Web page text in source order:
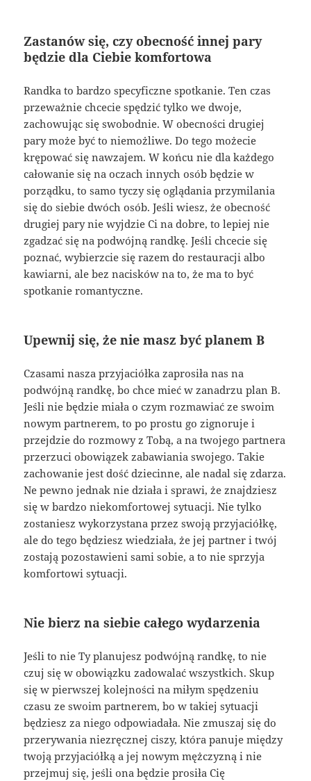
Zastanów się, czy obecność innej pary
będzie dla Ciebie komfortowa
Randka to bardzo specyficzne spotkanie. Ten czas
przeważnie chcecie spędzić tylko we dwoje,
zachowując się swobodnie. W obecności drugiej
pary może być to niemożliwe. Do tego możecie
krępować się nawzajem. W końcu nie dla każdego
całowanie się na oczach innych osób będzie w
porządku, to samo tyczy się oglądania przymilania
się do siebie dwóch osób. Jeśli wiesz, że obecność
drugiej pary nie wyjdzie Ci na dobre, to lepiej nie
zgadzać się na podwójną randkę. Jeśli chcecie się
poznać, wybierzcie się razem do restauracji albo
kawiarni, ale bez nacisków na to, że ma to być
spotkanie romantyczne.
Upewnij się, że nie masz być planem B
Czasami nasza przyjaciółka zaprosiła nas na
podwójną randkę, bo chce mieć w zanadrzu plan B.
Jeśli nie będzie miała o czym rozmawiać ze swoim
nowym partnerem, to po prostu go zignoruje i
przejdzie do rozmowy z Tobą, a na twojego partnera
przerzuci obowiązek zabawiania swojego. Takie
zachowanie jest dość dziecinne, ale nadal się zdarza.
Ne pewno jednak nie działa i sprawi, że znajdziesz
się w bardzo niekomfortowej sytuacji. Nie tylko
zostaniesz wykorzystana przez swoją przyjaciółkę,
ale do tego będziesz wiedziała, że jej partner i twój
zostają pozostawieni sami sobie, a to nie sprzyja
komfortowi sytuacji.
Nie bierz na siebie całego wydarzenia
Jeśli to nie Ty planujesz podwójną randkę, to nie
czuj się w obowiązku zadowalać wszystkich. Skup
się w pierwszej kolejności na miłym spędzeniu
czasu ze swoim partnerem, bo w takiej sytuacji
będziesz za niego odpowiadała. Nie zmuszaj się do
przerywania niezręcznej ciszy, która panuje między
twoją przyjaciółką a jej nowym mężczyzną i nie
przejmuj się, jeśli ona będzie prosiła Cię